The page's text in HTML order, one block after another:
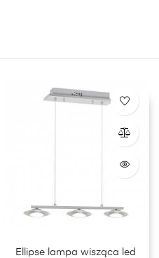
Ellipse lampa wisząca led